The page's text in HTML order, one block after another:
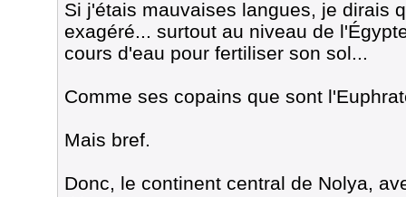
Si j'étais mauvaises langues, je dirais
exagéré... surtout au niveau de
cours d'eau pour fertiliser son sol...
Comme ses copains que sont
Mais bref.
Donc, le continent central de Nolya,